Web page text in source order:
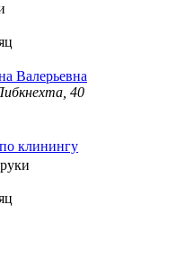
Валерьевна
40
клинингу